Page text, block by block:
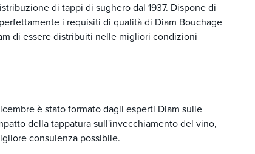
di tappi di sughero dal 1937. Dispone di
i requisiti di qualità di Diam Bouchage
di essere distribuiti nelle migliori condizioni
è stato formato dagli esperti Diam sulle
della tappatura sull'invecchiamento del vino,
consulenza possibile.